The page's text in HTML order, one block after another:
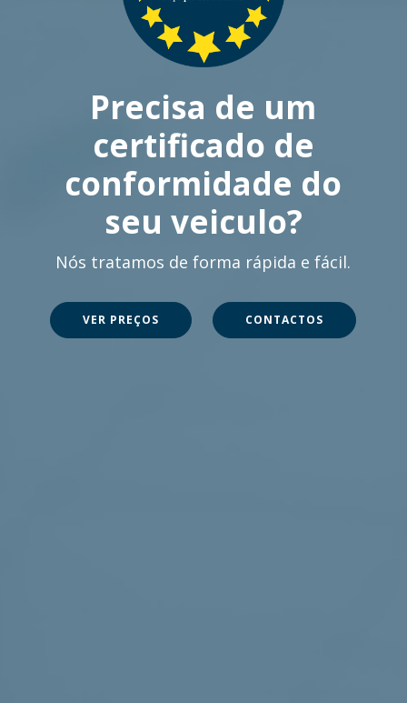
Precisa de um
certificado de
conformidade do
seu veiculo?
Nós tratamos de forma rápida e fácil.
VER PREÇOS CONTACTOS